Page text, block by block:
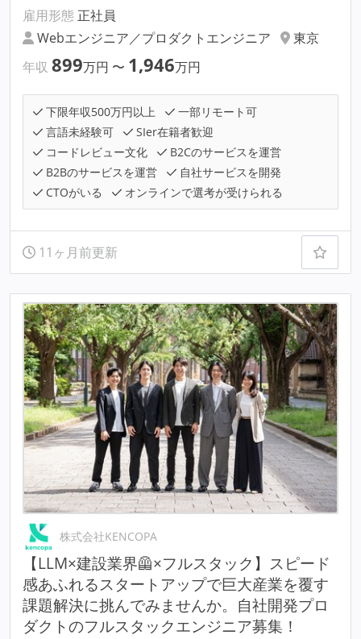
雇用形態 正社員
Webエンジニア／プロダクトエンジニア
東京
年収 899万円 〜 1,946万円
下限年収500万円以上
一部リモート可
言語未経験可
SIer在籍者歓迎
コードレビュー文化
B2Cのサービスを運営
B2Bのサービスを運営
自社サービスを開発
CTOがいる
オンラインで選考が受けられる
11ヶ月前更新
株式会社KENCOPA
【LLM×建設業界🦺×フルスタック】スピード
感あふれるスタートアップで巨大産業を覆す
課題解決に挑んでみませんか。自社開発プロ
ダクトのフルスタックエンジニア募集！